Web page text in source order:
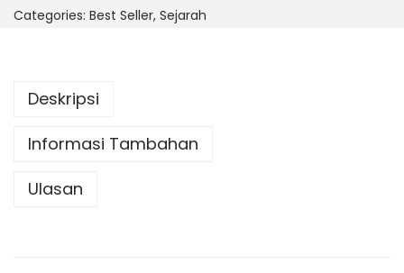
Categories: Best Seller, Sejarah
Deskripsi
Informasi Tambahan
Ulasan